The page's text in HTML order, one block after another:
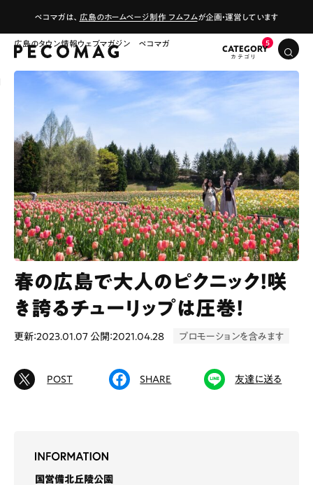
ペコマガは、 広島のホームページ制作 フムフムが企画・運営しています
広島のタウン情報ウェブマガジン ペコマガ
CATEGORY
# カフェ # ランチ # スイーツ
春の広島で大人のピクニック！咲
き誇るチューリップは圧巻！
更新：2023.01.07 公開：2021.04.28 プロモーションを含みます
POST SHARE 友達に送る
国営備北丘陵公園